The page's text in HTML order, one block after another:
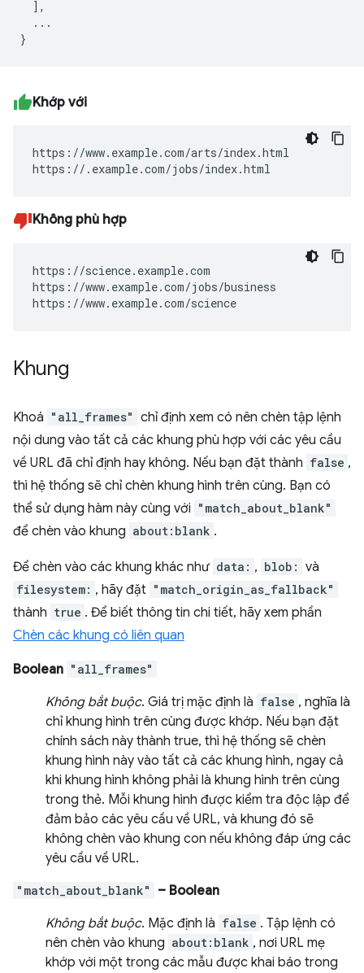
  ],
  ...
Khớp với
https://www.example.com/arts/index.html
https://.example.com/jobs/index.html
Không phù hợp
https://science.example.com
https://www.example.com/jobs/business
https://www.example.com/science
Khung
Khoá "all_frames" chỉ định xem có nên chèn tập lệnh
nội dung vào tất cả các khung phù hợp với các yêu cầu
về URL đã chỉ định hay không. Nếu bạn đặt thành false ,
thì hệ thống sẽ chỉ chèn khung hình trên cùng. Bạn có
thể sử dụng hàm này cùng với "match_about_blank"
để chèn vào khung about:blank .
Để chèn vào các khung khác như data: , blob: và
filesystem: , hãy đặt "match_origin_as_fallback"
thành true . Để biết thông tin chi tiết, hãy xem phần
Chèn các khung có liên quan
Boolean "all_frames"
Không bắt buộc. Giá trị mặc định là false , nghĩa là
chỉ khung hình trên cùng được khớp. Nếu bạn đặt
chính sách này thành true, thì hệ thống sẽ chèn
khung hình này vào tất cả các khung hình, ngay cả
khi khung hình không phải là khung hình trên cùng
trong thẻ. Mỗi khung hình được kiểm tra độc lập để
đảm bảo các yêu cầu về URL, và khung đó sẽ
không chèn vào khung con nếu không đáp ứng các
yêu cầu về URL.
"match_about_blank"
– Boolean
Không bắt buộc. Mặc định là false . Tập lệnh có
nên chèn vào khung about:blank , nơi URL mẹ
khớp với một trong các mẫu được khai báo trong